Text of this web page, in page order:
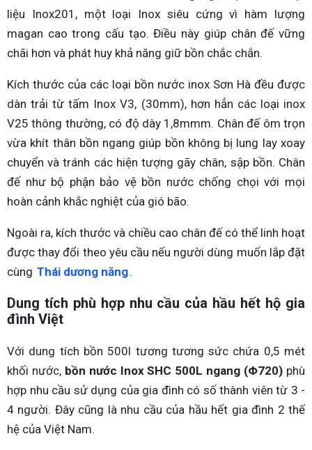
liệu Inox201, một loại Inox siêu cứng vì hàm lượng
magan cao trong cấu tạo. Điều này giúp chân đế vững
chãi hơn và phát huy khả năng giữ bồn chắc chắn.
Kích thước của các loại bồn nước inox Sơn Hà đều được
dàn trải từ tấm Inox V3, (30mm), hơn hẳn các loại inox
V25 thông thường, có độ dày 1,8mmm. Chân đế ôm trọn
vừa khít thân bồn ngang giúp bồn không bị lung lay xoay
chuyển và tránh các hiện tượng gãy chân, sập bồn. Chân
đế như bộ phận bảo vệ bồn nước chống chọi với mọi
hoàn cảnh khắc nghiệt của gió bão.
Ngoài ra, kích thước và chiều cao chân đế có thể linh hoạt
được thay đổi theo yêu cầu nếu người dùng muốn lắp đặt
cùng Thái dương năng.
Dung tích phù hợp nhu cầu của hầu hết hộ gia
đình Việt
Với dung tích bồn 500l tương tương sức chứa 0,5 mét
khối nước, bồn nước Inox SHC 500L ngang (Φ720) phù
hợp nhu cầu sử dụng của gia đình có số thành viên từ 3 -
4 người. Đây cũng là nhu cầu của hầu hết gia đình 2 thế
hệ của Việt Nam.